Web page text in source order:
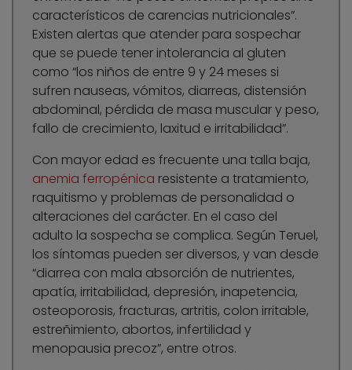
característicos de carencias nutricionales”.
Existen alertas que atender para sospechar
que se puede tener intolerancia al gluten
como “los niños de entre 9 y 24 meses si
sufren nauseas, vómitos, diarreas, distensión
abdominal, pérdida de masa muscular y peso,
fallo de crecimiento, laxitud e irritabilidad”.
Con mayor edad es frecuente una talla baja,
anemia ferropénica resistente a tratamiento,
raquitismo y problemas de personalidad o
alteraciones del carácter. En el caso del
adulto la sospecha se complica. Según Teruel,
los síntomas pueden ser diversos, y van desde
“diarrea con mala absorción de nutrientes,
apatía, irritabilidad, depresión, inapetencia,
osteoporosis, fracturas, artritis, colon irritable,
estreñimiento, abortos, infertilidad y
menopausia precoz”, entre otros.